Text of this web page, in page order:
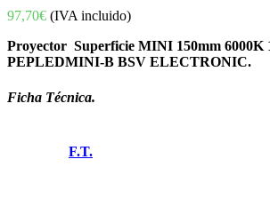
97,70€ (IVA incluido)
Proyector Superficie MINI 150mm 6000K
PEPLEDMINI-B BSV ELECTRONIC.
Ficha Técnica.
F.T.